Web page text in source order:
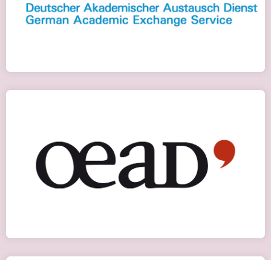
Детальніше
Стипендії ім. Ернста Маха
Детальніше